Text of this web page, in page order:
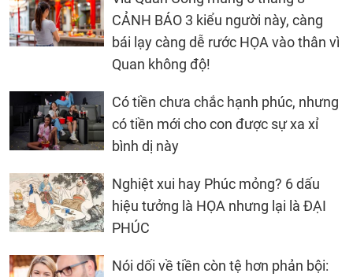
CẢNH BÁO 3 kiểu người này, càng
bái lạy càng dễ rước HỌA vào thân vì
Quan không độ!
Có tiền chưa chắc hạnh phúc, nhưng
có tiền mới cho con được sự xa xỉ
bình dị này
Nghiệt xui hay Phúc mỏng? 6 dấu
hiệu tưởng là HỌA nhưng lại là ĐẠI
PHÚC
Nói dối về tiền còn tệ hơn phản bội: